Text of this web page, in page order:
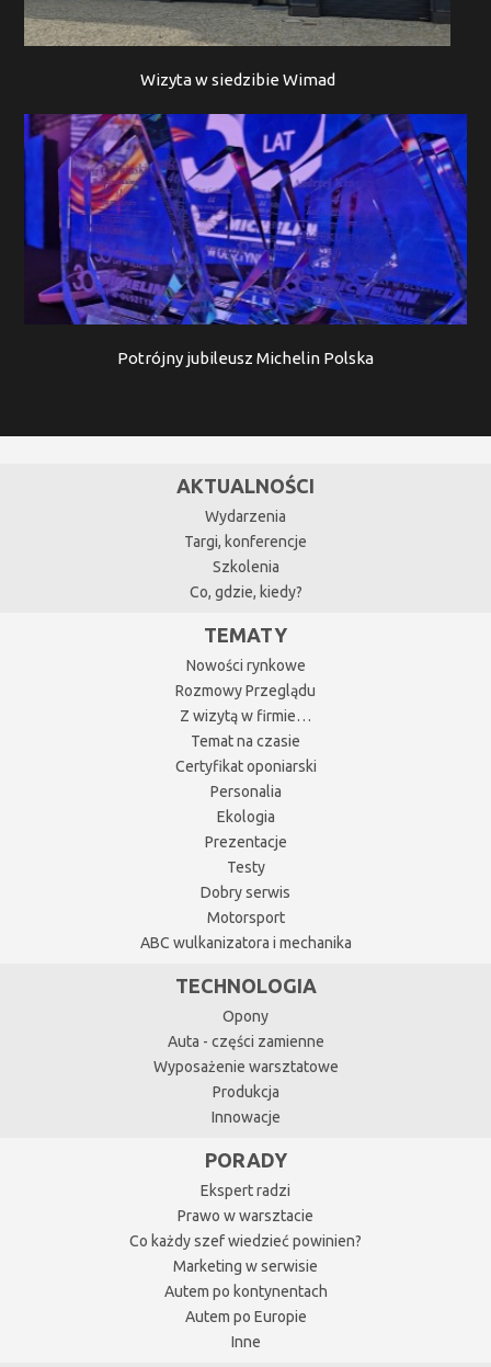
Wizyta w siedzibie Wimad
Potrójny jubileusz Michelin Polska
AKTUALNOŚCI
Wydarzenia
Targi, konferencje
Szkolenia
Co, gdzie, kiedy?
TEMATY
Nowości rynkowe
Rozmowy Przeglądu
Z wizytą w firmie…
Temat na czasie
Certyfikat oponiarski
Personalia
Ekologia
Prezentacje
Testy
Dobry serwis
Motorsport
ABC wulkanizatora i mechanika
TECHNOLOGIA
Opony
Auta - części zamienne
Wyposażenie warsztatowe
Produkcja
Innowacje
PORADY
Ekspert radzi
Prawo w warsztacie
Co każdy szef wiedzieć powinien?
Marketing w serwisie
Autem po kontynentach
Autem po Europie
Inne